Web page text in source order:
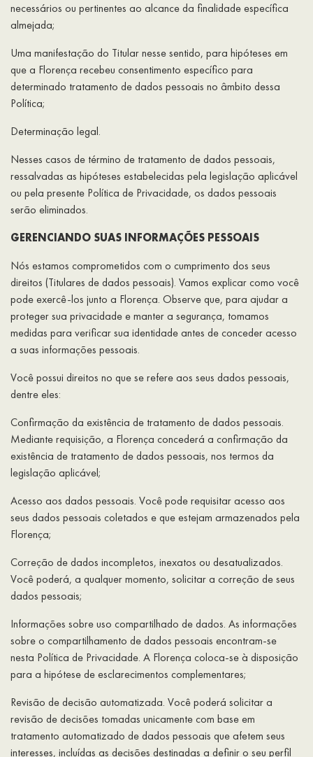
necessários ou pertinentes ao alcance da finalidade específica
almejada;
Uma manifestação do Titular nesse sentido, para hipóteses em
que a Florença recebeu consentimento específico para
determinado tratamento de dados pessoais no âmbito dessa
Política;
Determinação legal.
Nesses casos de término de tratamento de dados pessoais,
ressalvadas as hipóteses estabelecidas pela legislação aplicável
ou pela presente Política de Privacidade, os dados pessoais
serão eliminados.
GERENCIANDO SUAS INFORMAÇÕES PESSOAIS
Nós estamos comprometidos com o cumprimento dos seus
direitos (Titulares de dados pessoais). Vamos explicar como você
pode exercê-los junto a Florença. Observe que, para ajudar a
proteger sua privacidade e manter a segurança, tomamos
medidas para verificar sua identidade antes de conceder acesso
a suas informações pessoais.
Você possui direitos no que se refere aos seus dados pessoais,
dentre eles:
Confirmação da existência de tratamento de dados pessoais.
Mediante requisição, a Florença concederá a confirmação da
existência de tratamento de dados pessoais, nos termos da
legislação aplicável;
Acesso aos dados pessoais. Você pode requisitar acesso aos
seus dados pessoais coletados e que estejam armazenados pela
Florença;
Correção de dados incompletos, inexatos ou desatualizados.
Você poderá, a qualquer momento, solicitar a correção de seus
dados pessoais;
Informações sobre uso compartilhado de dados. As informações
sobre o compartilhamento de dados pessoais encontram-se
nesta Política de Privacidade. A Florença coloca-se à disposição
para a hipótese de esclarecimentos complementares;
Revisão de decisão automatizada. Você poderá solicitar a
revisão de decisões tomadas unicamente com base em
tratamento automatizado de dados pessoais que afetem seus
interesses, incluídas as decisões destinadas a definir o seu perfil